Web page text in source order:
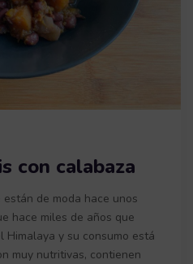
con calabaza
de moda hace unos
hace miles de años que
Himalaya y su consumo está
muy nutritivas, contienen